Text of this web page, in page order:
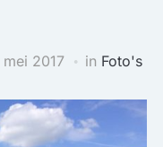
mei 2017 in Foto's